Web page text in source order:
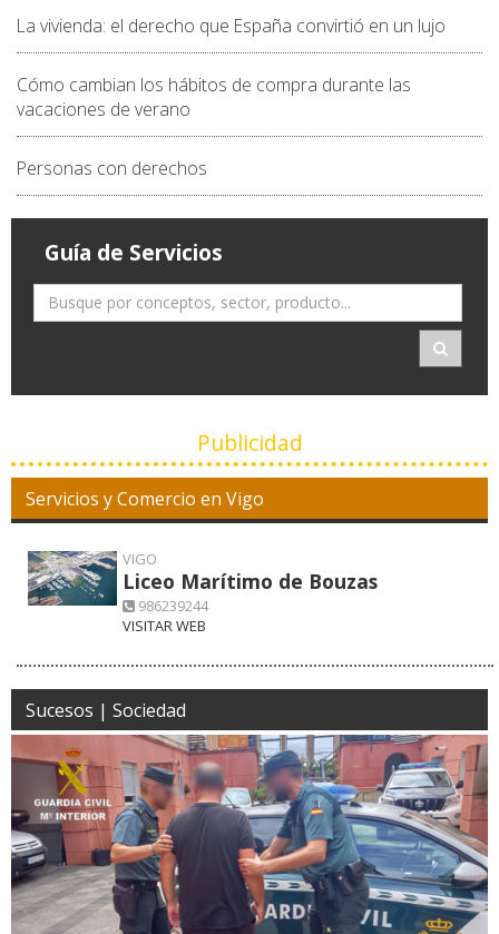
La vivienda: el derecho que España convirtió en un lujo
Cómo cambian los hábitos de compra durante las
vacaciones de verano
Personas con derechos
Guía de Servicios
Publicidad
Servicios y Comercio en Vigo
VIGO
Liceo Marítimo de Bouzas
986239244
VISITAR WEB
Sucesos | Sociedad